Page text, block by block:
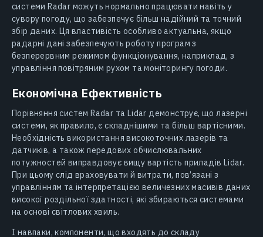
системи Radar можуть нормально працювати навіть у
сувору погоду, що забезпечує більш надійний та точний
збір даних. Ця властивість особливо актуальна, якщо
радарні дані забезпечують роботу програм з
безперервним режимом функціонування, наприклад, з
управління повітряним рухом та моніторингу погоди.
Економічна Ефективність
Порівняння систем Radar та Lidar демонструє, що лазерні
системи, як правило, є складнішими та більш вартісними.
Необхідність використання високоточних лазерів та
датчиків, а також передових обчислювальних
потужностей виправдовує вищу вартість приладів Lidar.
При цьому слід враховувати й витрати, пов’язані з
управлінням та інтерпретацією величезних масивів даних
високої роздільної здатності, які збираються системами
на основі світлових хвиль.
І навпаки, компоненти, що входять до складу